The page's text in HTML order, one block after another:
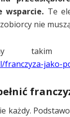
wsparcie. Te
nie
takim
jako-
każdy.